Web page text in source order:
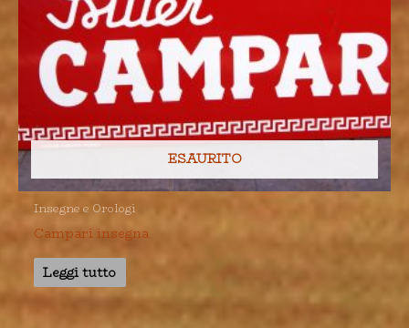
ESAURITO
Insegne e Orologi
Campari insegna
Leggi tutto